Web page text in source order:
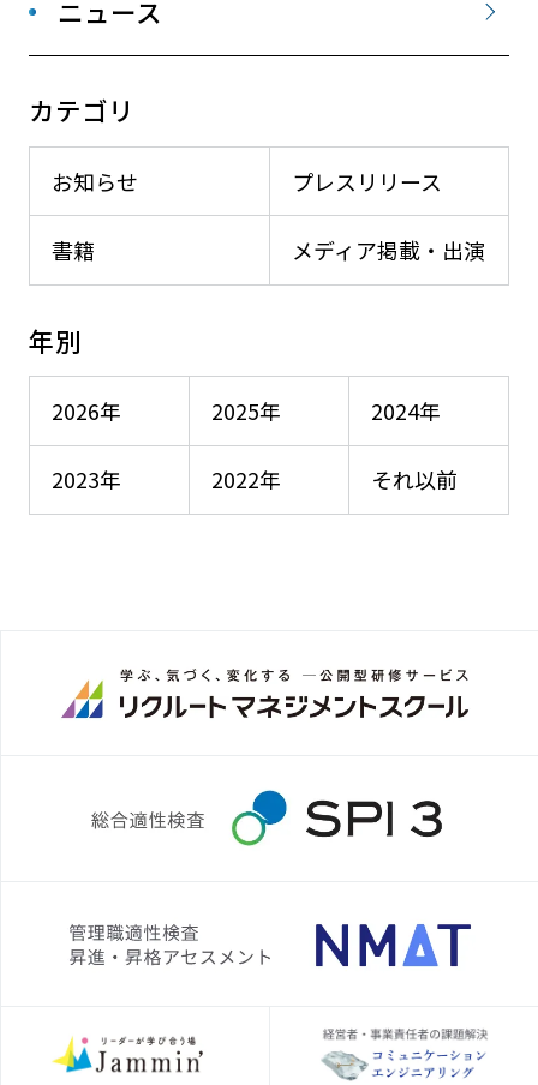
ニュース
カテゴリ
お知らせ プレスリリース
メディア掲載・出演
書籍
年別
2026年 2025年 2024年
2023年 2022年 それ以前